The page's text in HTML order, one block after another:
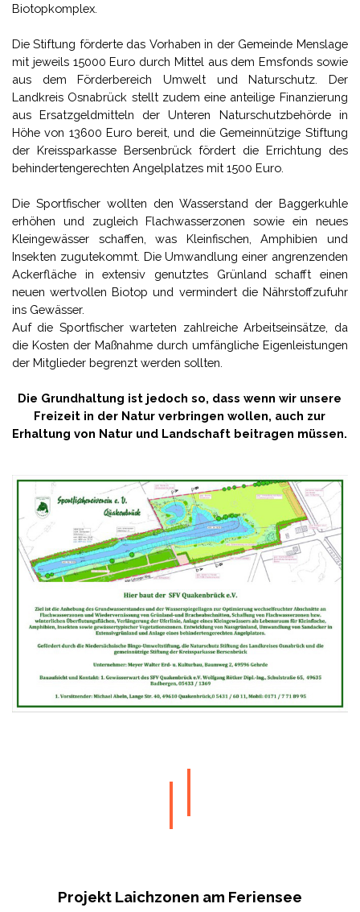
Biotopkomplex.
Die Stiftung förderte das Vorhaben in der Gemeinde Menslage
mit jeweils 15000 Euro durch Mittel aus dem Emsfonds sowie
aus dem Förderbereich Umwelt und Naturschutz. Der
Landkreis Osnabrück stellt zudem eine anteilige Finanzierung
aus Ersatzgeldmitteln der Unteren Naturschutzbehörde in
Höhe von 13600 Euro bereit, und die Gemeinnützige Stiftung
der Kreissparkasse Bersenbrück fördert die Errichtung des
behindertengerechten Angelplatzes mit 1500 Euro.
Die Sportfischer wollten den Wasserstand der Baggerkuhle
erhöhen und zugleich Flachwasserzonen sowie ein neues
Kleingewässer schaffen, was Kleinfischen, Amphibien und
Insekten zugutekommt. Die Umwandlung einer angrenzenden
Ackerfläche in extensiv genutztes Grünland schafft einen
neuen wertvollen Biotop und vermindert die Nährstoffzufuhr
ins Gewässer.
Auf die Sportfischer warteten zahlreiche Arbeitseinsätze, da
die Kosten der Maßnahme durch umfängliche Eigenleistungen
der Mitglieder begrenzt werden sollten.
Die Grundhaltung ist jedoch so, dass wenn wir unsere
Freizeit in der Natur verbringen wollen, auch zur
Erhaltung von Natur und Landschaft beitragen müssen.
Projekt Laichzonen am Feriensee